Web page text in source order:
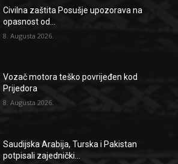
Civilna zaštita Posušje upozorava na
opasnost od...
8. Augusta 2026.
Vozač motora teško povrijeđen kod
Prijedora
8. Augusta 2026.
Saudijska Arabija, Turska i Pakistan
potpisali zajednički...